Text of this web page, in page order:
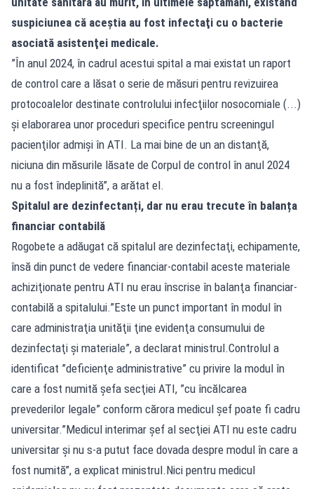
suspiciunea că aceştia au fost infectaţi cu o bacterie
asociată asistenţei medicale.
”În anul 2024, în cadrul acestui spital a mai existat un raport
de control care a lăsat o serie de măsuri pentru revizuirea
protocoalelor destinate controlului infecţiilor nosocomiale (...)
şi elaborarea unor proceduri specifice pentru screeningul
pacienţilor admişi în ATI. La mai bine de un an distanţă,
niciuna din măsurile lăsate de Corpul de control în anul 2024
nu a fost îndeplinită”, a arătat el.
Spitalul are dezinfectanți, dar nu erau trecute în balanța
financiar contabilă
Rogobete a adăugat că spitalul are dezinfectaţi, echipamente,
însă din punct de vedere financiar-contabil aceste materiale
achiziţionate pentru ATI nu erau înscrise în balanţa financiar-
contabilă a spitalului.”Este un punct important în modul în
care administraţia unităţii ţine evidenţa consumului de
dezinfectaţi şi materiale”, a declarat ministrul.Controlul a
identificat ”deficienţe administrative” cu privire la modul în
care a fost numită şefa secţiei ATI, ”cu încălcarea
prevederilor legale” conform cărora medicul şef poate fi cadru
universitar.”Medicul interimar şef al secţiei ATI nu este cadru
universitar şi nu s-a putut face dovada despre modul în care a
fost numită”, a explicat ministrul.Nici pentru medicul